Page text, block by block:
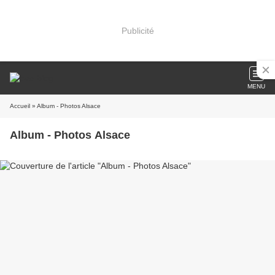
Publicité
MENU
Accueil » Album - Photos Alsace
Album - Photos Alsace